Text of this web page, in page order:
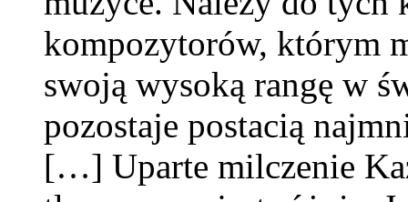
kompozytorów, którym
swoją wysoką rangę w
pozostaje postacią
[…] Uparte milczenie